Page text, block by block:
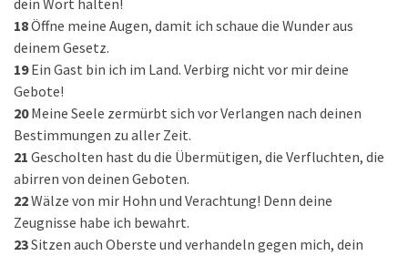
dein Wort halten!
18Öffne meine Augen, damit ich schaue die Wunder aus
deinem Gesetz.
19 Ein Gast bin ich im Land. Verbirg nicht vor mir deine
Gebote!
20 Meine Seele zermürbt sich vor Verlangen nach deinen
Bestimmungen zu aller Zeit.
21 Gescholten hast du die Übermütigen, die Verfluchten, die
abirren von deinen Geboten.
22Wälze von mir Hohn und Verachtung! Denn deine
Zeugnisse habe ich bewahrt.
23Sitzen auch Oberste und verhandeln gegen mich, dein